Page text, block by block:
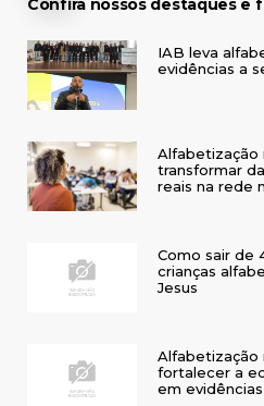
Confira nossos destaques e
IAB leva
evidências a
Alfabetização
transformar
reais na rede
Como sair de
crianças
Jesus
Alfabetização
fortalecer a
em evidências